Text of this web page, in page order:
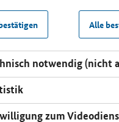
Alle
notwendig (nicht
zum